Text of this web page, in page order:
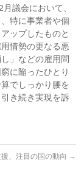
議会において、
特に事業者や個
ップしたものと
情勢の更なる悪
」などの雇用問
に陥ったひとり
でしっかり腰を
き続き実現を訴
、注目の国の動向 →